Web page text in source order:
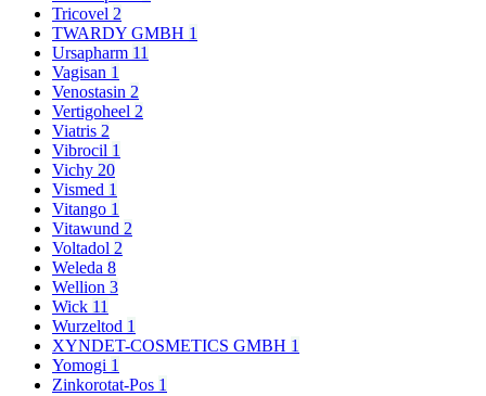
Tricovel 2
TWARDY GMBH 1
Ursapharm 11
Vagisan 1
Venostasin 2
Vertigoheel 2
Viatris 2
Vibrocil 1
Vichy 20
Vismed 1
Vitango 1
Vitawund 2
Voltadol 2
Weleda 8
Wellion 3
Wick 11
Wurzeltod 1
XYNDET-COSMETICS GMBH 1
Yomogi 1
Zinkorotat-Pos 1